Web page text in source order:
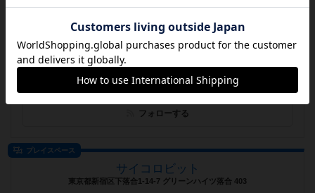
遊べるボードゲーム 450個
朝10：00～営業中！火曜定休 駐車場完備！全国から集まるお店ゲーム
持込みOK！ 1人でも大歓迎！楽しくあそぼう！
フォローする
プレイスペース
サイコロビット
東京都新宿区下落合1-14-7 グリーンハイツ落合 403